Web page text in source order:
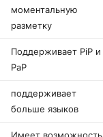
моментальную
разметку
Поддерживает PiP и
PaP
поддерживает
больше языков